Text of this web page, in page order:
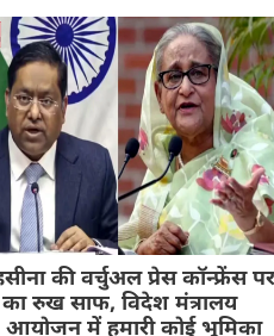
की वर्चुअल प्रेस कॉन्फ्रेंस
रुख साफ, विदेश मंत्रालय
आयोजन में हमारी कोई भूमिका